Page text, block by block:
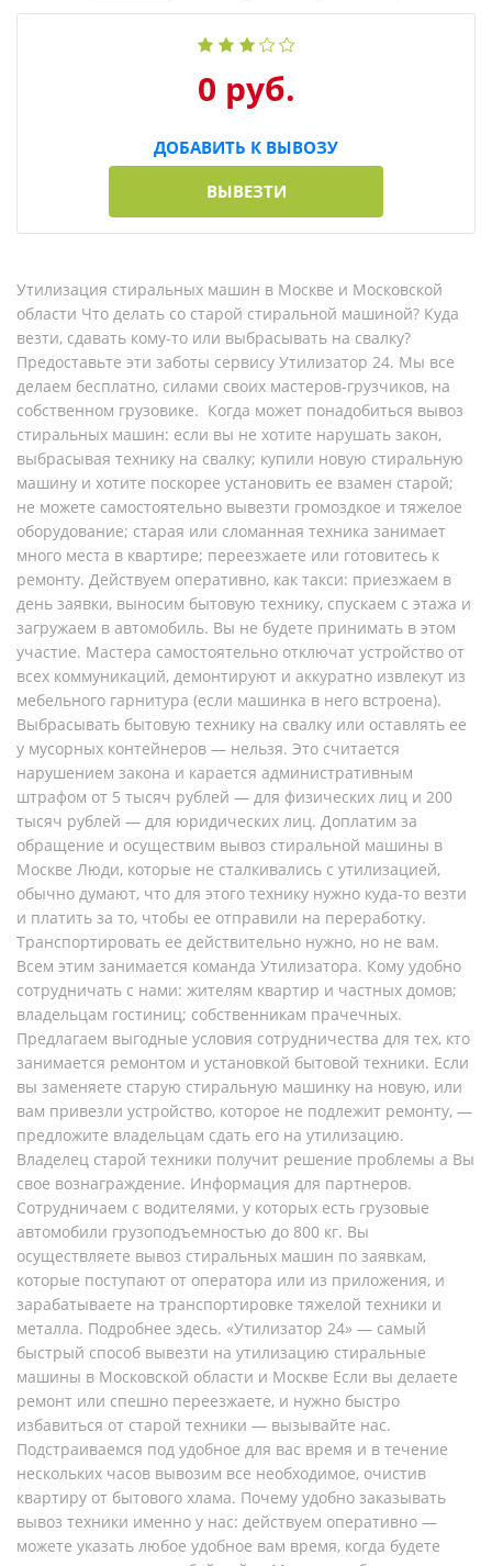
0 руб.
ДОБАВИТЬ К ВЫВОЗУ
ВЫВЕЗТИ
Утилизация стиральных машин в Москве и Московской
области Что делать со старой стиральной машиной? Куда
везти, сдавать кому-то или выбрасывать на свалку?
Предоставьте эти заботы сервису Утилизатор 24. Мы все
делаем бесплатно, силами своих мастеров-грузчиков, на
собственном грузовике. Когда может понадобиться вывоз
стиральных машин: если вы не хотите нарушать закон,
выбрасывая технику на свалку; купили новую стиральную
машину и хотите поскорее установить ее взамен старой;
не можете самостоятельно вывезти громоздкое и тяжелое
оборудование; старая или сломанная техника занимает
много места в квартире; переезжаете или готовитесь к
ремонту. Действуем оперативно, как такси: приезжаем в
день заявки, выносим бытовую технику, спускаем с этажа и
загружаем в автомобиль. Вы не будете принимать в этом
участие. Мастера самостоятельно отключат устройство от
всех коммуникаций, демонтируют и аккуратно извлекут из
мебельного гарнитура (если машинка в него встроена).
Выбрасывать бытовую технику на свалку или оставлять ее
у мусорных контейнеров — нельзя. Это считается
нарушением закона и карается административным
штрафом от 5 тысяч рублей — для физических лиц и 200
тысяч рублей — для юридических лиц. Доплатим за
обращение и осуществим вывоз стиральной машины в
Москве Люди, которые не сталкивались с утилизацией,
обычно думают, что для этого технику нужно куда-то везти
и платить за то, чтобы ее отправили на переработку.
Транспортировать ее действительно нужно, но не вам.
Всем этим занимается команда Утилизатора. Кому удобно
сотрудничать с нами: жителям квартир и частных домов;
владельцам гостиниц; собственникам прачечных.
Предлагаем выгодные условия сотрудничества для тех, кто
занимается ремонтом и установкой бытовой техники. Если
вы заменяете старую стиральную машинку на новую, или
вам привезли устройство, которое не подлежит ремонту, —
предложите владельцам сдать его на утилизацию.
Владелец старой техники получит решение проблемы а Вы
свое вознаграждение. Информация для партнеров.
Сотрудничаем с водителями, у которых есть грузовые
автомобили грузоподъемностью до 800 кг. Вы
осуществляете вывоз стиральных машин по заявкам,
которые поступают от оператора или из приложения, и
зарабатываете на транспортировке тяжелой техники и
металла. Подробнее здесь. «Утилизатор 24» — самый
быстрый способ вывезти на утилизацию стиральные
машины в Московской области и Москве Если вы делаете
ремонт или спешно переезжаете, и нужно быстро
избавиться от старой техники — вызывайте нас.
Подстраиваемся под удобное для вас время и в течение
нескольких часов вывозим все необходимое, очистив
квартиру от бытового хлама. Почему удобно заказывать
вывоз техники именно у нас: действуем оперативно —
можете указать любое удобное вам время, когда будете